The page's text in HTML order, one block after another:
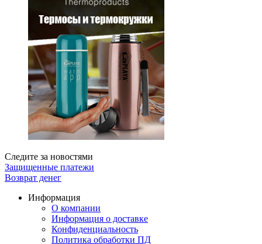
Следите за новостями
Защищенные платежи
Возврат денег
Информация
О компании
Информация о доставке
Конфиденциальность
Политика обработки ПД